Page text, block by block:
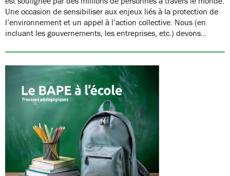
Une occasion de sensibiliser aux enjeux liés à la protection de
l’environnement et un appel à l’action collective. Nous (en
incluant les gouvernements, les entreprises, etc.) devons…